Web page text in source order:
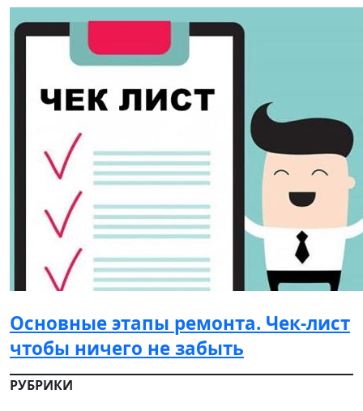
Основные этапы ремонта. Чек-лист
чтобы ничего не забыть
РУБРИКИ